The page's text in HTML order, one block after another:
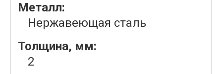
Металл:
Нержавеющая сталь
Толщина, мм:
2